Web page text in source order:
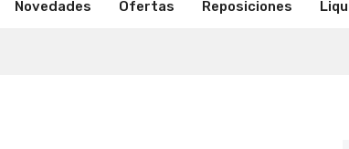
Novedades Ofertas Reposiciones